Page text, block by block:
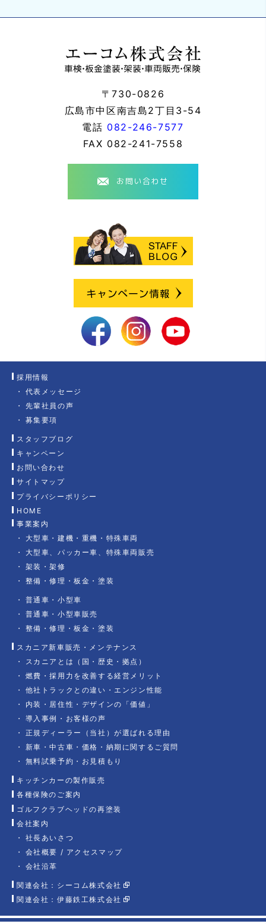
〒730-0826
広島市中区南吉島2丁目3-54
電話 082-246-7577
FAX 082-241-7558
お問い合わせ
HOME
事業案内
大型車・建機・重機・特殊車両
大型車、パッカー車、特殊車両販売
架装・架修
整備・修理・板金・塗装
普通車・小型車
普通車・小型車販売
整備・修理・板金・塗装
スカニア新車販売・メンテナンス
スカニアとは（国・歴史・拠点）
燃費・採用力を改善する経営メリット
他社トラックとの違い・エンジン性能
内装・居住性・デザインの「価値」
導入事例・お客様の声
正規ディーラー（当社）が選ばれる理由
新車・中古車・価格・納期に関するご質問
無料試乗予約・お見積もり
キッチンカーの製作販売
各種保険のご案内
ゴルフクラブヘッドの再塗装
会社案内
社長あいさつ
会社概要 / アクセスマップ
会社沿革
関連会社：シーコム株式会社
関連会社：伊藤鉄工株式会社
採用情報
代表メッセージ
先輩社員の声
募集要項
スタッフブログ
キャンペーン
お問い合わせ
サイトマップ
プライバシーポリシー